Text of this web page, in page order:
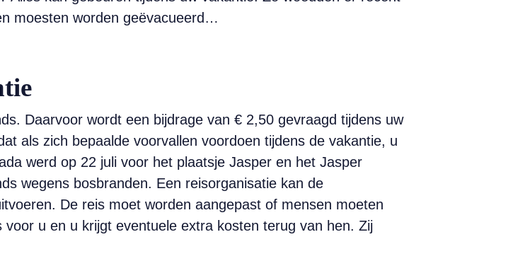
moesten worden geëvacueerd…
Daarvoor wordt een bijdrage van € 2,50 gevraagd tijdens uw
als zich bepaalde voorvallen voordoen tijdens de vakantie, u
werd op 22 juli voor het plaatsje Jasper en het Jasper
wegens bosbranden. Een reisorganisatie kan de
De reis moet worden aangepast of mensen moeten
u en u krijgt eventuele extra kosten terug van hen. Zij